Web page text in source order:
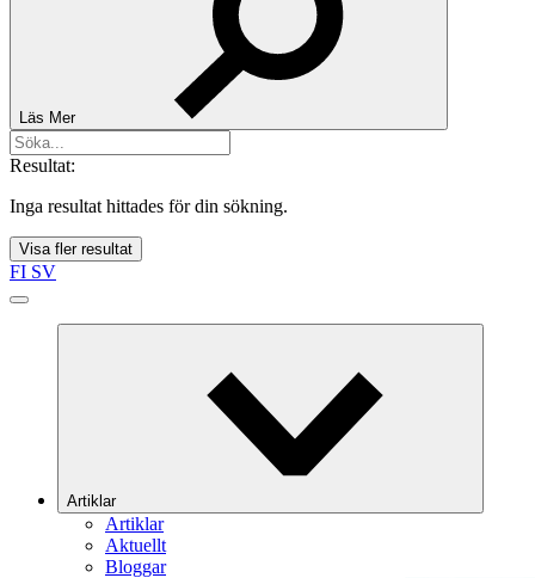
Läs Mer
Resultat:
Inga resultat hittades för din sökning.
Visa fler resultat
FI SV
Artiklar
Artiklar
Aktuellt
Bloggar